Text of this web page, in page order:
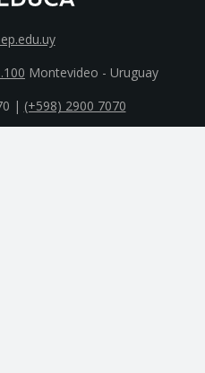
Montevideo - Uruguay
| (+598) 2900 7070